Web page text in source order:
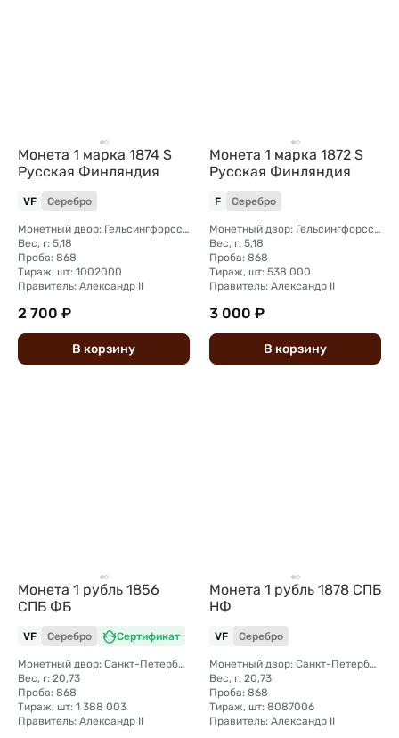
Монета 1 марка 1874 S
Русская Финляндия
VF Серебро
Монетный двор: Гельсингфорсский монетный двор (Финляндия)
Вес, г: 5,18
Проба: 868
Тираж, шт: 1002000
Правитель: Александр II
2 700 ₽
В корзину
Монета 1 марка 1872 S
Русская Финляндия
F Серебро
Монетный двор: Гельсингфорсский монетный двор (Финляндия)
Вес, г: 5,18
Проба: 868
Тираж, шт: 538 000
Правитель: Александр II
3 000 ₽
В корзину
Монета 1 рубль 1856
СПБ ФБ
VF Серебро Сертификат
Монетный двор: Санкт-Петербургский монетный двор
Вес, г: 20,73
Проба: 868
Тираж, шт: 1 388 003
Правитель: Александр II
Монета 1 рубль 1878 СПБ
НФ
VF Серебро
Монетный двор: Санкт-Петербургский монетный двор
Вес, г: 20,73
Проба: 868
Тираж, шт: 8087006
Правитель: Александр II